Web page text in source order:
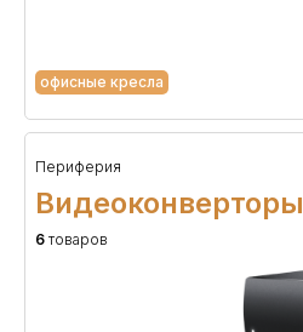
офисные кресла
Периферия
Видеоконверторы
6 товаров